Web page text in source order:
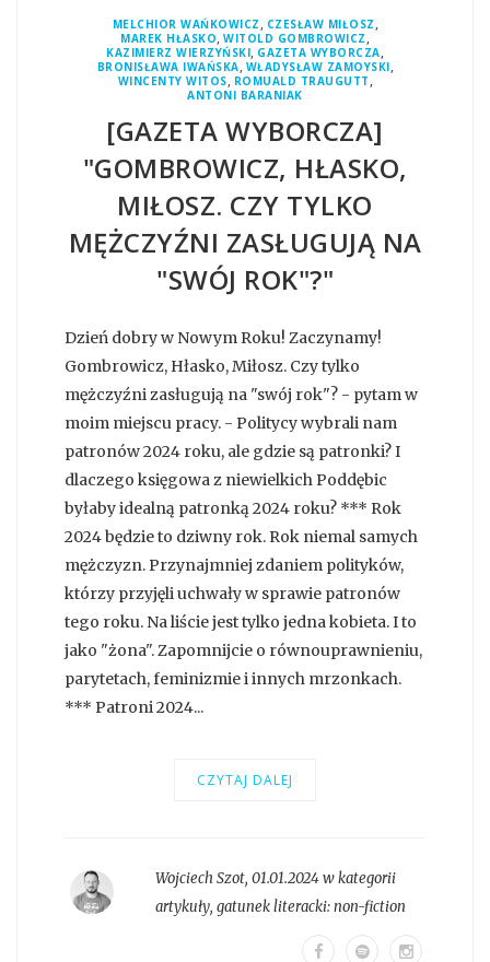
MELCHIOR WAŃKOWICZ , CZESŁAW MIŁOSZ ,
MAREK HŁASKO,WITOLD GOMBROWICZ ,
KAZIMIERZ WIERZYŃSKI, GAZETA WYBORCZA,
BRONISŁAWA IWAŃSKA, WŁADYSŁAW ZAMOYSKI,
WINCENTY WITOS, ROMUALD TRAUGUTT ,
ANTONI BARANIAK
[GAZETA WYBORCZA]
"GOMBROWICZ, HŁASKO,
MIŁOSZ. CZY TYLKO
MĘŻCZYŹNI ZASŁUGUJĄ NA
"SWÓJ ROK"?"
Dzień dobry w Nowym Roku! Zaczynamy!
Gombrowicz, Hłasko, Miłosz. Czy tylko
mężczyźni zasługują na "swój rok"? - pytam w
moim miejscu pracy. - Politycy wybrali nam
patronów 2024 roku, ale gdzie są patronki? I
dlaczego księgowa z niewielkich Poddębic
byłaby idealną patronką 2024 roku? *** Rok
2024 będzie to dziwny rok. Rok niemal samych
mężczyzn. Przynajmniej zdaniem polityków,
którzy przyjęli uchwały w sprawie patronów
tego roku. Na liście jest tylko jedna kobieta. I to
jako "żona". Zapomnijcie o równouprawnieniu,
parytetach, feminizmie i innych mrzonkach.
*** Patroni 2024...
CZYTAJ DALEJ
Wojciech Szot, 01.01.2024 w kategorii
artykuły, gatunek literacki:non-fiction